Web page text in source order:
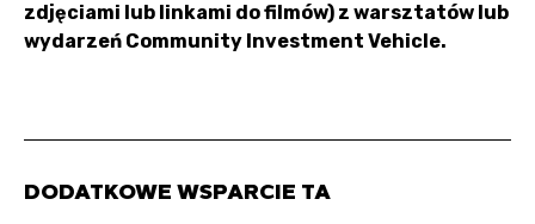
zdjęciami lub linkami do filmów) z warsztatów lub
wydarzeń Community Investment Vehicle.
DODATKOWE WSPARCIE TA